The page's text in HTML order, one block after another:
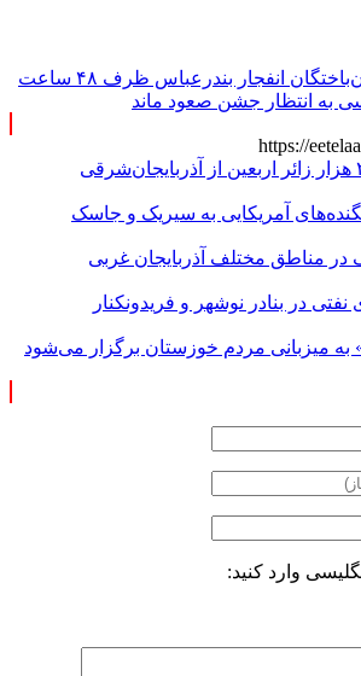
انفجار بندرعباس ظرف ۴۸ ساعت
به انتظار جشن صعود ماند
https://
آمریکایی به سیریک و جاسک
مناطق مختلف آذربایجان غربی
در بنادر نوشهر و فریدونکنار
میزبانی مردم خوزستان برگزار می‌شود
وارد کنید: